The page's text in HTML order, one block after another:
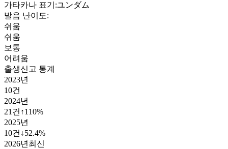
가타카나 표기:ユンダム
발음 난이도:
쉬움
쉬움
보통
어려움
출생신고 통계
2023년
10건
2024년
21 건 ↑110%
2025년
10건 ↓52.4%
2026년 최신